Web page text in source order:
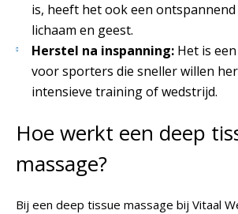
is, heeft het ook een
lichaam en geest.
Herstel na inspanning: Het is
voor sporters die sneller willen
intensieve training of wedstrijd.
Hoe werkt een deep
massage?
Bij een deep tissue massage bij Vitaal